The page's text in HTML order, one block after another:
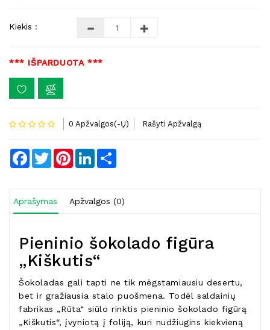
Dovanos
Kiekis :
*** IŠPARDUOTA ***
0 Apžvalgos(-Ų) Rašyti Apžvalgą
Facebook
TwitterPinterestLinkedIn
Aprašymas Apžvalgos (0)
Pieninio šokolado figūra
„Kiškutis“
Šokoladas gali tapti ne tik mėgstamiausiu desertu,
bet ir gražiausia stalo puošmena. Todėl saldainių
fabrikas „Rūta“ siūlo rinktis pieninio šokolado figūrą
„Kiškutis“, įvyniotą į foliją, kuri nudžiugins kiekvieną